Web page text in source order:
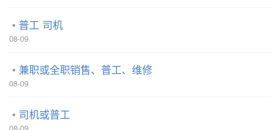
普工 司机
08-09
兼职或全职销售、普工、维修
08-09
司机或普工